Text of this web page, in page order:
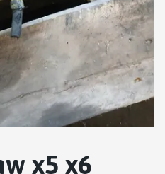
x5 x6